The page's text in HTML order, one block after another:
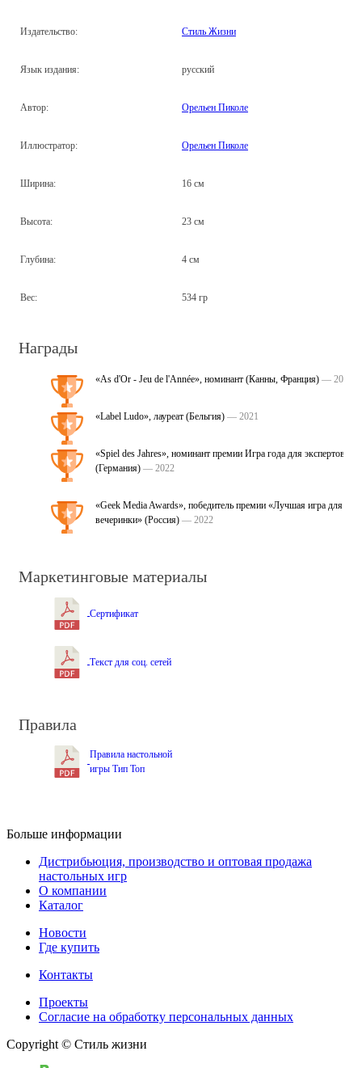
Издательство: Стиль Жизни
Язык издания: русский
Автор: Орельен Пиколе
Иллюстратор: Орельен Пиколе
Ширина: 16 см
Высота: 23 см
Глубина: 4 см
Вес: 534 гр
Награды
«As d'Or - Jeu de l'Année», номинант (Канны, Франция) — 2021
«Label Ludo», лауреат (Бельгия) — 2021
«Spiel des Jahres», номинант премии Игра года для экспертов
(Германия) — 2022
«Geek Media Awards», победитель премии «Лучшая игра для
вечеринки» (Россия) — 2022
Маркетинговые материалы
Сертификат
Текст для соц. сетей
Правила
Правила настольной
игры Тип Топ
Больше информации
Дистрибьюция, производство и оптовая продажа
настольных игр
О компании
Каталог
Новости
Где купить
Контакты
Проекты
Cогласие на обработку персональных данных
Copyright © Стиль жизни